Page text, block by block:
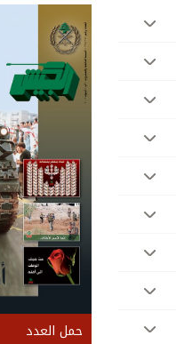
حمل العدد